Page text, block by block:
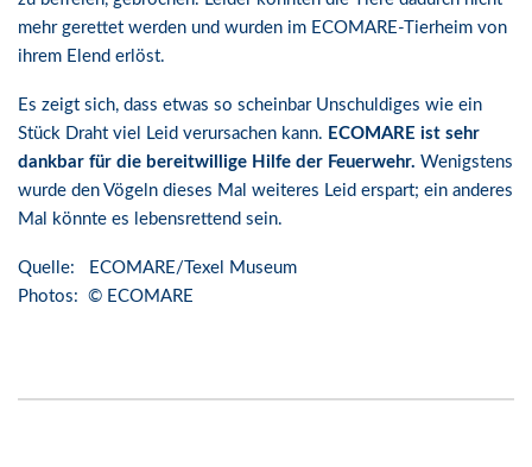
mehr gerettet werden und wurden im ECOMARE-Tierheim von
ihrem Elend erlöst.
Es zeigt sich, dass etwas so scheinbar Unschuldiges wie ein
Stück Draht viel Leid verursachen kann. ECOMARE ist sehr
dankbar für die bereitwillige Hilfe der Feuerwehr. Wenigstens
wurde den Vögeln dieses Mal weiteres Leid erspart; ein anderes
Mal könnte es lebensrettend sein.
Quelle: ECOMARE/Texel Museum
Photos: © ECOMARE